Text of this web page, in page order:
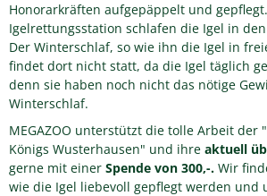
Honorarkräften aufgepäppelt und
Igelrettungsstation schlafen die Igel in
Der Winterschlaf, so wie ihn die Igel in
findet dort nicht statt, da die Igel täglich
denn sie haben noch nicht das nötige
Winterschlaf.
MEGAZOO unterstützt die tolle Arbeit der
Königs Wusterhausen" und ihre aktuell
gerne mit einer Spende von 300,-. Wir
wie die Igel liebevoll gepflegt werden und